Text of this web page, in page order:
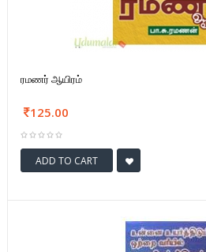
ரமணர் ஆயிரம்
125.00
ADD TO CART